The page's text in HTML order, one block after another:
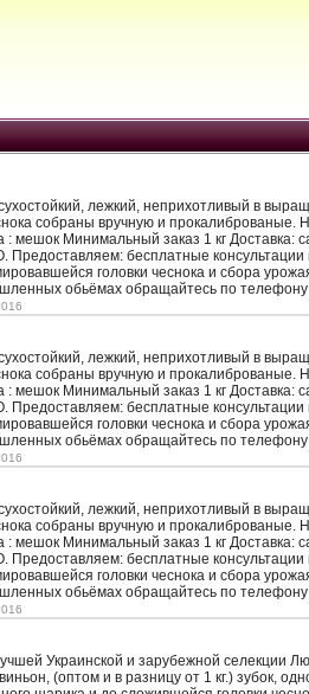
лежкий, неприхотливый в
собраны вручную и прокалиброваные.
: мешок Минимальный заказ 1 кг Доставка:
бесплатные
головки чеснока и сбора
обьёмах обращайтесь по
лежкий, неприхотливый в
собраны вручную и прокалиброваные.
: мешок Минимальный заказ 1 кг Доставка:
бесплатные
головки чеснока и сбора
обьёмах обращайтесь по
лежкий, неприхотливый в
собраны вручную и прокалиброваные.
: мешок Минимальный заказ 1 кг Доставка:
бесплатные
головки чеснока и сбора
обьёмах обращайтесь по
Украинской и зарубежной селекции
(оптом и в разницу от 1 кг.) зубок,